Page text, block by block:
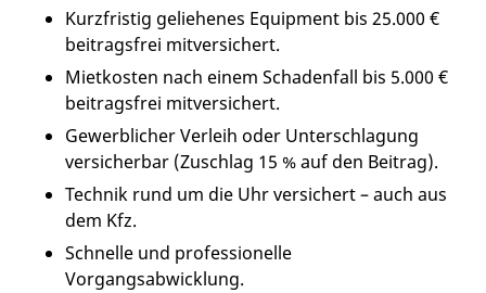
Kurzfristig geliehenes Equipment bis 25.000 €
beitragsfrei mitversichert.
Mietkosten nach einem Schadenfall bis 5.000 €
beitragsfrei mitversichert.
Gewerblicher Verleih oder Unterschlagung
versicherbar (Zuschlag 15 % auf den Beitrag).
Technik rund um die Uhr versichert – auch aus
dem Kfz.
Schnelle und professionelle
Vorgangsabwicklung.